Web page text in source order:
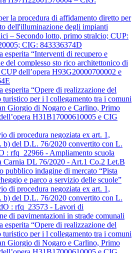
la procedura di affidamento diretto per
dell'illuminazione degli impianti
– Secondo lotto, primo stralcio; CUP:
CIG: 843336374D
esperita “Interventi di recupero e
del complesso sto rico architettonico di
dell’opera H93G20000700002 e
esperita “Opere di realizzazione del
turistico per i l collegamento tra i comuni
Giorgio di Nogaro e Carlino, Primo
H31B17000610005 e CIG
di procedura negoziata ex art. 1,
b) del D.L. 76/2020 convertito con L.
: rfq_22966 - Ampliamento scuola
Carnia DL 76/2020 - Art.1 Co.2 Let.B
pubblico indagine di mercato “Pista
e parco a servizio delle scuole”
di procedura negoziata ex art. 1,
b) del D.L. 76/2020 convertito con L.
: rfq_23573 - Lavori di
di pavimentazioni in strade comunali
esperita “Opere di realizzazione del
turistico per i l collegamento tra i comuni
Giorgio di Nogaro e Carlino, Primo